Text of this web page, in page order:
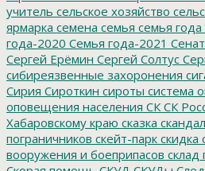
учитель сельское хозяйство
ярмарка семена семья семья года
года-2020 Семья года-2021
Сергей Ерёмин Сергей Солтус
сибиреязвенные захоронения
Сирия Сироткин сироты система
оповещения населения СК СК
Хабаровскому краю сказка скандал
пограничников скейт-парк скидка
вооружения и боеприпасов склад